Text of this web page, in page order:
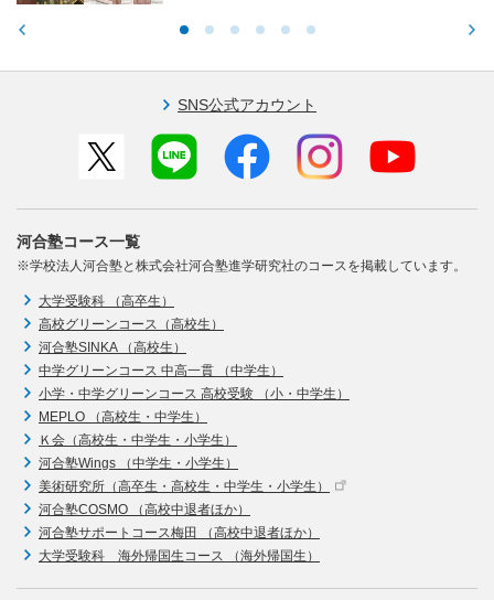
SNS公式アカウント
河合塾コース一覧
※学校法人河合塾と株式会社河合塾進学研究社のコースを掲載しています。
大学受験科 （高卒生）
高校グリーンコース（高校生）
河合塾SINKA （高校生）
中学グリーンコース 中高一貫 （中学生）
小学・中学グリーンコース 高校受験 （小・中学生）
MEPLO （高校生・中学生）
Ｋ会（高校生・中学生・小学生）
河合塾Wings （中学生・小学生）
美術研究所（高卒生・高校生・中学生・小学生）
河合塾COSMO （高校中退者ほか）
河合塾サポートコース梅田 （高校中退者ほか）
大学受験科 海外帰国生コース （海外帰国生）